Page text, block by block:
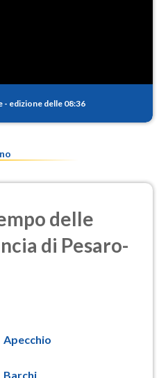
- edizione delle 08:36
delle
di Pesaro-
Apecchio
Barchi